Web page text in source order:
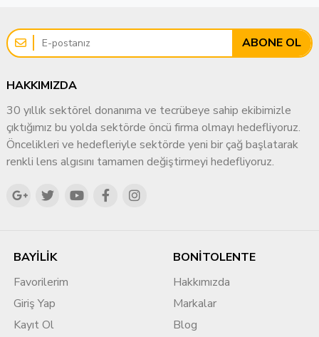
ABONE OL
HAKKIMIZDA
30 yıllık sektörel donanıma ve tecrübeye sahip ekibimizle
çıktığımız bu yolda sektörde öncü firma olmayı hedefliyoruz.
Öncelikleri ve hedefleriyle sektörde yeni bir çağ başlatarak
renkli lens algısını tamamen değiştirmeyi hedefliyoruz.
BAYİLİK
Favorilerim
Giriş Yap
Kayıt Ol
BONİTOLENTE
Hakkımızda
Markalar
Blog